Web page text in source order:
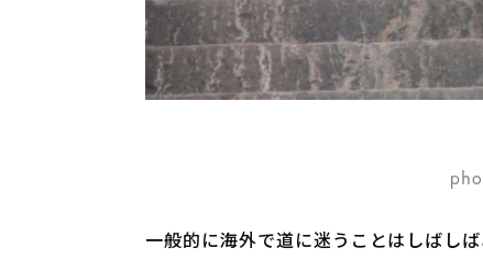
一般的に海外で道に迷うことはしばし